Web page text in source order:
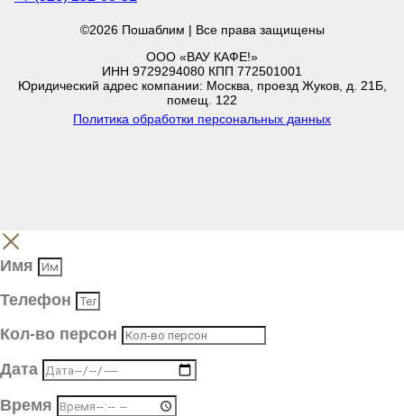
©2026 Пошаблим | Все права защищены
ООО «ВАУ КАФЕ!»
ИНН 9729294080 КПП 772501001
Юридический адрес компании: Москва, проезд Жуков, д. 21Б,
помещ. 122
Политика обработки персональных данных
Имя
Телефон
Кол-во персон
Дата
Время